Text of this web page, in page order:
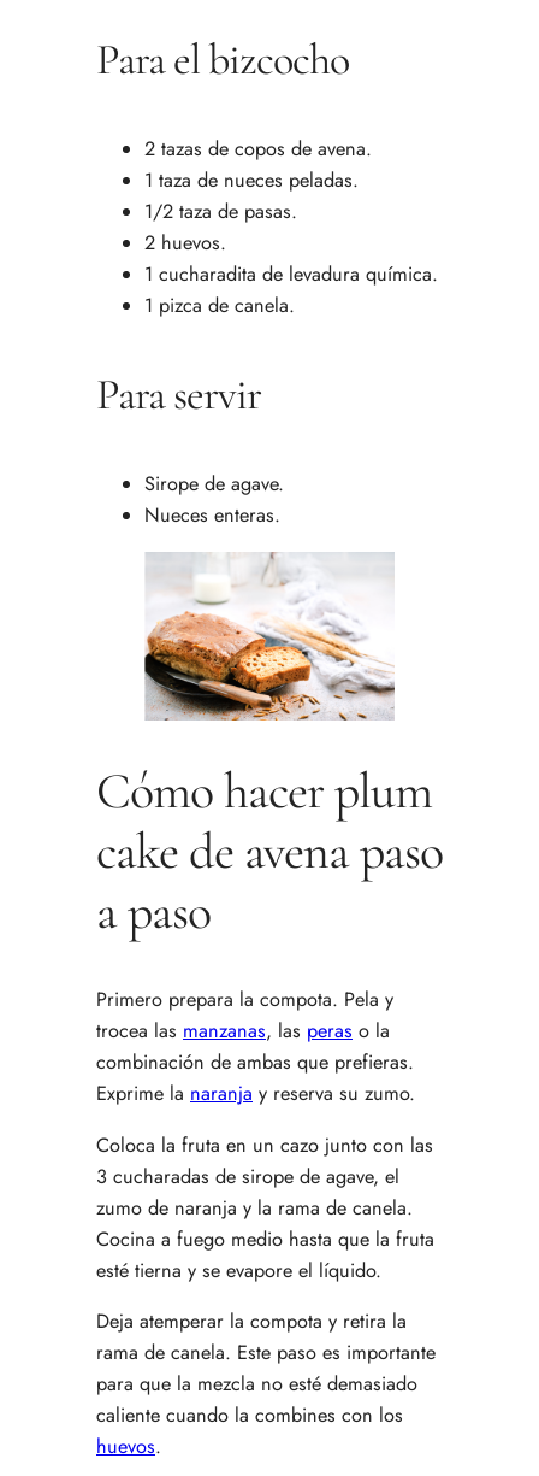
Para el bizcocho
2 tazas de copos de avena.
1 taza de nueces peladas.
1/2 taza de pasas.
2 huevos.
1 cucharadita de levadura química.
1 pizca de canela.
Para servir
Sirope de agave.
Nueces enteras.
Cómo hacer plum
cake de avena paso
a paso
Primero prepara la compota. Pela y
trocea las manzanas, las peras o la
combinación de ambas que prefieras.
Exprime la naranja y reserva su zumo.
Coloca la fruta en un cazo junto con las
3 cucharadas de sirope de agave, el
zumo de naranja y la rama de canela.
Cocina a fuego medio hasta que la fruta
esté tierna y se evapore el líquido.
Deja atemperar la compota y retira la
rama de canela. Este paso es importante
para que la mezcla no esté demasiado
caliente cuando la combines con los
huevos.